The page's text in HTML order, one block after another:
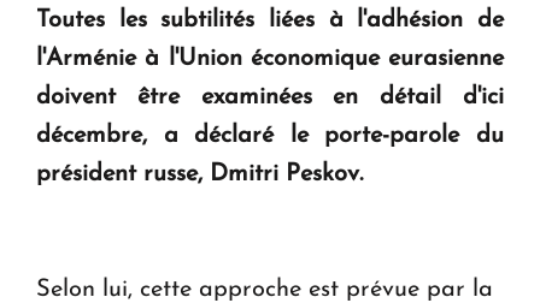
KASA : 30 ans d'audace, de résilience et d'avenir
en Arménie
Le premier hôtel Hyatt Regency d'Arménie
Toutes les subtilités liées à l'adhésion de
l'Arménie à l'Union économique eurasienne
doivent être examinées en détail d'ici
décembre, a déclaré le porte-parole du
président russe, Dmitri Peskov.
Selon lui, cette approche est prévue par la